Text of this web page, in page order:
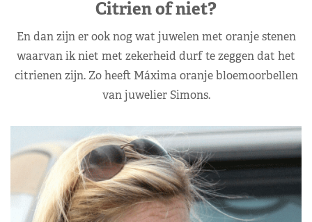
Citrien of niet?
En dan zijn er ook nog wat juwelen met oranje stenen
waarvan ik niet met zekerheid durf te zeggen dat het
citrienen zijn. Zo heeft Máxima oranje bloemoorbellen
van juwelier Simons.